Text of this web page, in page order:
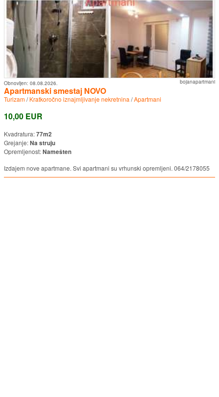
bojanapartmani
Obnovljen: 08.08.2026.
Apartmanski smestaj NOVO
Turizam/Kratkoročno iznajmljivanje nekretnina /Apartmani
10,00 EUR
Kvadratura:77m2
Grejanje:Na struju
Opremljenost:Namešten
Izdajem nove apartmane. Svi apartmani su vrhunski opremljeni. 064/2178055